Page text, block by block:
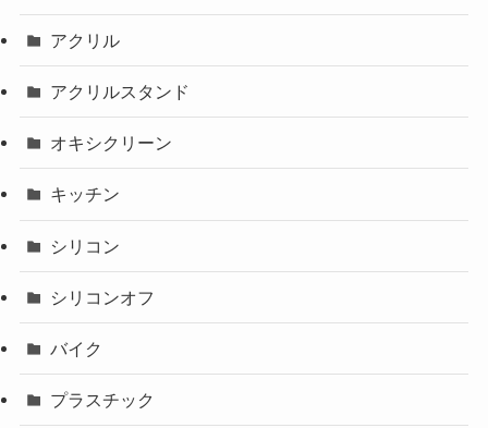
アクリル
アクリルスタンド
オキシクリーン
キッチン
シリコン
シリコンオフ
バイク
プラスチック